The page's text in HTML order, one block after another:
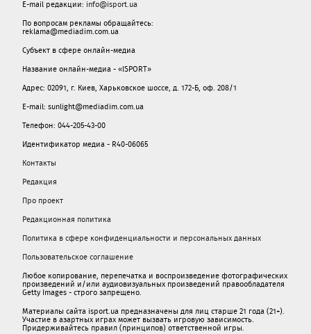
E-mail редакции: info@isport.ua
По вопросам рекламы обращайтесь:
reklama@mediadim.com.ua
Субъект в сфере онлайн-медиа
Название онлайн-медиа - «ISPORT»
Адрес: 02091, г. Киев, Харьковское шоссе, д. 172-Б, оф. 208/1
E-mail: sunlight@mediadim.com.ua
Телефон: 044-205-43-00
Идентификатор медиа - R40-06065
Контакты
Редакция
Про проект
Редакционная политика
Политика в сфере конфиденциальности и персональных данных
Пользовательское соглашение
Любое копирование, перепечатка и воспроизведение фотографических
произведений и/или аудиовизуальных произведений правообладателя
Getty Images - строго запрещено.
Материалы сайта isport.ua предназначены для лиц старше 21 года (21+).
Участие в азартных играх может вызвать игровую зависимость.
Придерживайтесь правил (принципов) ответственной игры.